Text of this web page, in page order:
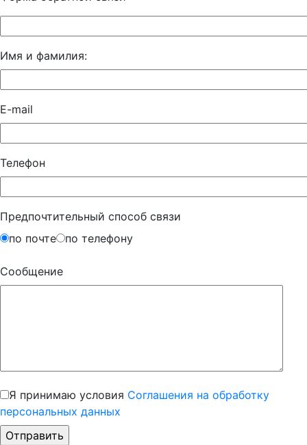
Имя и фамилия:
E-mail
Телефон
Предпочтительный способ связи
по почте
по телефону
Сообщение
Я принимаю условия Соглашения на обработку
персональных данных